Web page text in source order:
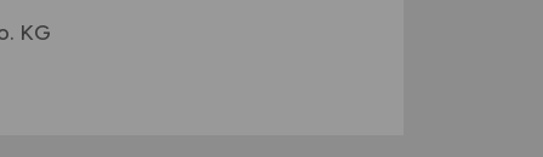
KG